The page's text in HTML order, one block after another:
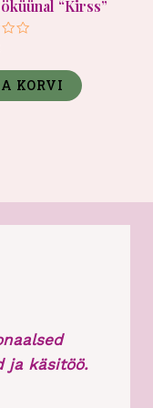
“Kirss”
KORVI
ja käsitöö.